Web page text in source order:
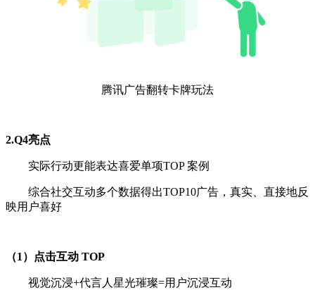
腾讯广告翻转卡牌玩法
2.Q4亮点
实际行动更能表达喜爱单项TOP 案例
综合社交互动多个数据得出TOP10广告，真实、直接地反
映用户喜好
（1）点击互动 TOP
视觉沉浸+代言人星光璀璨=用户沉浸互动